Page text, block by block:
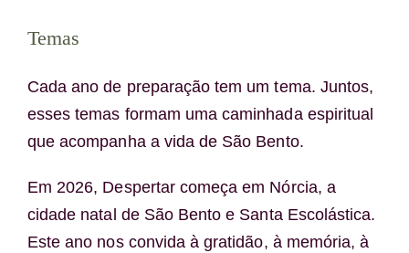
Temas
Cada ano de preparação tem um tema. Juntos,
esses temas formam uma caminhada espiritual
que acompanha a vida de São Bento.
Em 2026, Despertarcomeça em Nórcia, a
cidade natal de São Bento e Santa Escolástica.
Este ano nos convida à gratidão, à memória, à